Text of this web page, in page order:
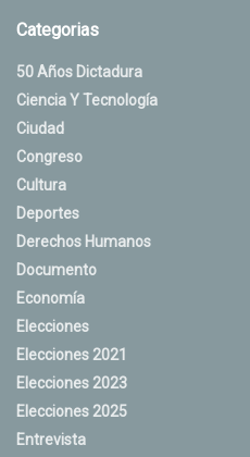
Categorias
50 Años Dictadura
Ciencia Y Tecnología
Ciudad
Congreso
Cultura
Deportes
Derechos Humanos
Documento
Economía
Elecciones
Elecciones 2021
Elecciones 2023
Elecciones 2025
Entrevista